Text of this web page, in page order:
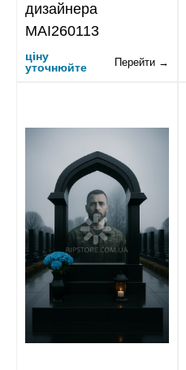
дизайнера
MAI260113
ціну
уточнюйте
Перейти →